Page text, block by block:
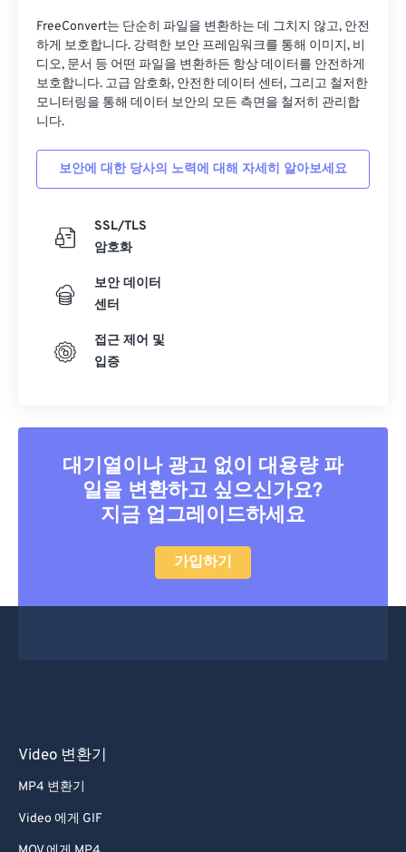
FreeConvert는 단순히 파일을 변환하는 데 그치지 않고, 안전
하게 보호합니다. 강력한 보안 프레임워크를 통해 이미지, 비
디오, 문서 등 어떤 파일을 변환하든 항상 데이터를 안전하게
보호합니다. 고급 암호화, 안전한 데이터 센터, 그리고 철저한
모니터링을 통해 데이터 보안의 모든 측면을 철저히 관리합
니다.
보안에 대한 당사의 노력에 대해 자세히 알아보세요
SSL/TLS
암호화
보안 데이터
센터
접근 제어 및
입증
대기열이나 광고 없이 대용량 파
일을 변환하고 싶으신가요?
지금 업그레이드하세요
가입하기
Video 변환기
MP4 변환기
Video 에게 GIF